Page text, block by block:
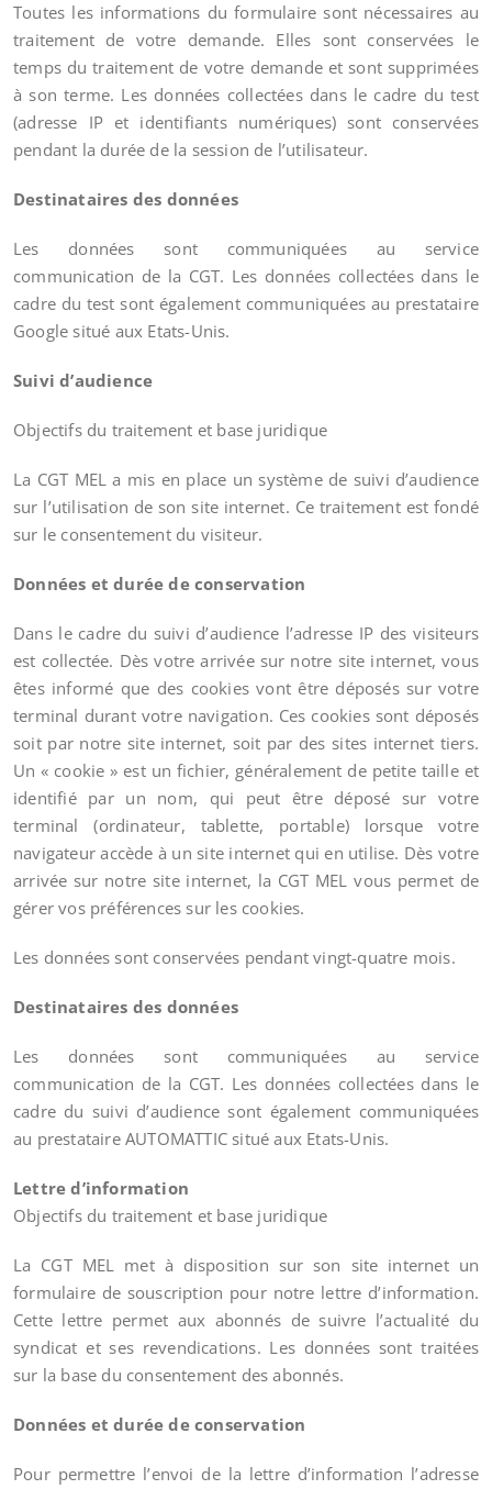
Toutes les informations du formulaire sont nécessaires au
traitement de votre demande. Elles sont conservées le
temps du traitement de votre demande et sont supprimées
à son terme. Les données collectées dans le cadre du test
(adresse IP et identifiants numériques) sont conservées
pendant la durée de la session de l’utilisateur.
Destinataires des données
Les données sont communiquées au service
communication de la CGT. Les données collectées dans le
cadre du test sont également communiquées au prestataire
Google situé aux Etats-Unis.
Suivi d’audience
Objectifs du traitement et base juridique
La CGT MEL a mis en place un système de suivi d’audience
sur l’utilisation de son site internet. Ce traitement est fondé
sur le consentement du visiteur.
Données et durée de conservation
Dans le cadre du suivi d’audience l’adresse IP des visiteurs
est collectée. Dès votre arrivée sur notre site internet, vous
êtes informé que des cookies vont être déposés sur votre
terminal durant votre navigation. Ces cookies sont déposés
soit par notre site internet, soit par des sites internet tiers.
Un « cookie » est un fichier, généralement de petite taille et
identifié par un nom, qui peut être déposé sur votre
terminal (ordinateur, tablette, portable) lorsque votre
navigateur accède à un site internet qui en utilise. Dès votre
arrivée sur notre site internet, la CGT MEL vous permet de
gérer vos préférences sur les cookies.
Les données sont conservées pendant vingt-quatre mois.
Destinataires des données
Les données sont communiquées au service
communication de la CGT. Les données collectées dans le
cadre du suivi d’audience sont également communiquées
au prestataire AUTOMATTIC situé aux Etats-Unis.
Lettre d’information
Objectifs du traitement et base juridique
La CGT MEL met à disposition sur son site internet un
formulaire de souscription pour notre lettre d’information.
Cette lettre permet aux abonnés de suivre l’actualité du
syndicat et ses revendications. Les données sont traitées
sur la base du consentement des abonnés.
Données et durée de conservation
Pour permettre l’envoi de la lettre d’information l’adresse